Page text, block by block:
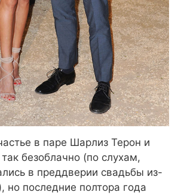
в паре Шарлиз Терон и
безоблачно (по слухам,
в преддверии свадьбы из-
но последние полтора года